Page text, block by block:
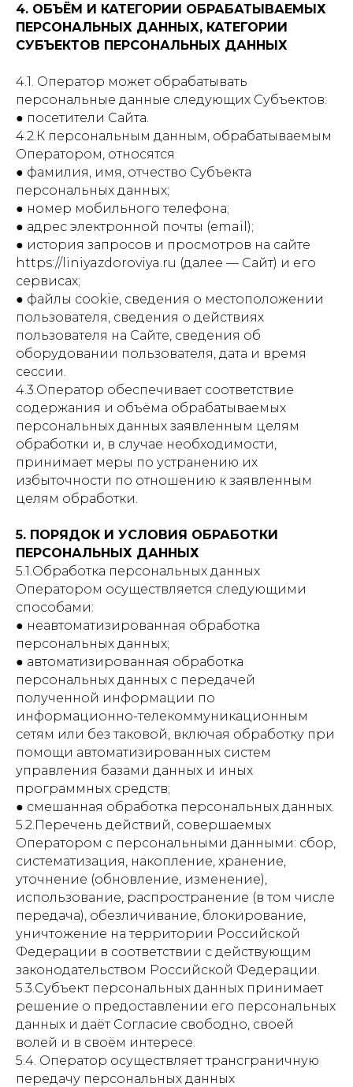
4. ОБЪЁМ И КАТЕГОРИИ ОБРАБАТЫВАЕМЫХ
ПЕРСОНАЛЬНЫХ ДАННЫХ, КАТЕГОРИИ
СУБЪЕКТОВ ПЕРСОНАЛЬНЫХ ДАННЫХ
4.1. Оператор может обрабатывать
персональные данные следующих Субъектов:
● посетители Сайта.
4.2.К персональным данным, обрабатываемым
Оператором, относятся
● фамилия, имя, отчество Субъекта
персональных данных;
● номер мобильного телефона;
● адрес электронной почты (email);
● история запросов и просмотров на сайте
https://liniyazdoroviya.ru (далее — Сайт) и его
сервисах;
● файлы cookie, сведения о местоположении
пользователя, сведения о действиях
пользователя на Сайте, сведения об
оборудовании пользователя, дата и время
сессии.
4.3.Оператор обеспечивает соответствие
содержания и объёма обрабатываемых
персональных данных заявленным целям
обработки и, в случае необходимости,
принимает меры по устранению их
избыточности по отношению к заявленным
целям обработки.
5. ПОРЯДОК И УСЛОВИЯ ОБРАБОТКИ
ПЕРСОНАЛЬНЫХ ДАННЫХ
5.1.Обработка персональных данных
Оператором осуществляется следующими
способами:
● неавтоматизированная обработка
персональных данных;
● автоматизированная обработка
персональных данных с передачей
полученной информации по
информационно-телекоммуникационным
сетям или без таковой, включая обработку при
помощи автоматизированных систем
управления базами данных и иных
программных средств;
● смешанная обработка персональных данных.
5.2.Перечень действий, совершаемых
Оператором с персональными данными: сбор,
систематизация, накопление, хранение,
уточнение (обновление, изменение),
использование, распространение (в том числе
передача), обезличивание, блокирование,
уничтожение на территории Российской
Федерации в соответствии с действующим
законодательством Российской Федерации.
5.3.Субъект персональных данных принимает
решение о предоставлении его персональных
данных и даёт Согласие свободно, своей
волей и в своём интересе.
5.4. Оператор осуществляет трансграничную
передачу персональных данных